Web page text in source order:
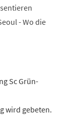
- Wo die
Sc Grün-
wird gebeten.